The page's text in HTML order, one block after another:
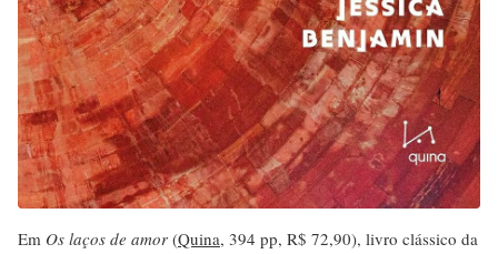
Em Os laços de amor (Quina, 394 pp, R$ 72,90), livro clássico da